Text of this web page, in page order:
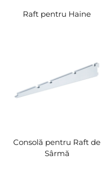
Raft pentru Haine
Consolă pentru Raft de
Sârmă